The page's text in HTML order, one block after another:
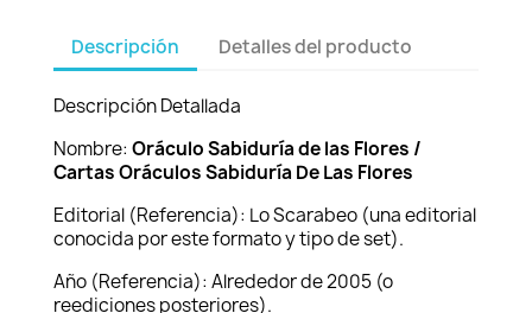
Descripción Detalles del producto
Descripción Detallada
Nombre: Oráculo Sabiduría de las Flores /
Cartas Oráculos Sabiduría De Las Flores
Editorial (Referencia): Lo Scarabeo (una editorial
conocida por este formato y tipo de set).
Año (Referencia): Alrededor de 2005 (o
reediciones posteriores).